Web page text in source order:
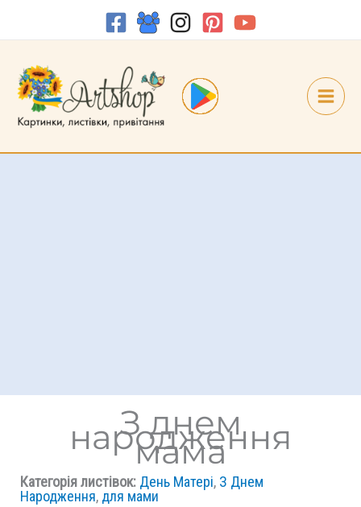
З днем
народження
мама
Категорія листівок: День Матері, З Днем
Народження, для мами